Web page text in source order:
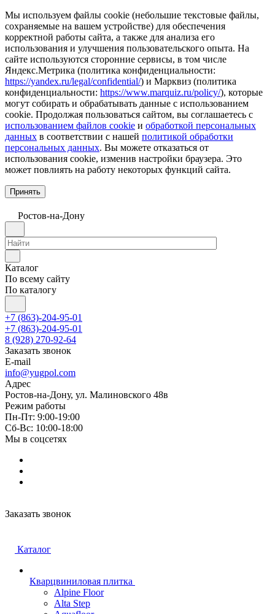
Мы используем файлы cookie (небольшие текстовые файлы,
сохраняемые на вашем устройстве) для обеспечения
корректной работы сайта, а также для анализа его
использования и улучшения пользовательского опыта. На
сайте используются сторонние сервисы, в том числе
Яндекс.Метрика (политика конфиденциальности:
https://yandex.ru/legal/confidential/) и Марквиз (политика
конфиденциальности: https://www.marquiz.ru/policy/), которые
могут собирать и обрабатывать данные с использованием
cookie. Продолжая пользоваться сайтом, вы соглашаетесь с
использованием файлов cookie и обработкой персональных
данных в соответствии с нашей политикой обработки
персональных данных. Вы можете отказаться от
использования cookie, изменив настройки браузера. Это
может повлиять на работу некоторых функций сайта.
Принять
Ростов-на-Дону
Каталог
По всему сайту
По каталогу
+7 (863)-204-95-01
+7 (863)-204-95-01
8 (928) 270-92-64
Заказать звонок
E-mail
info@yugpol.com
Адрес
Ростов-на-Дону, ул. Малиновского 48в
Режим работы
Пн-Пт: 9:00-19:00
Cб-Вс: 10:00-18:00
Мы в соцсетях
Заказать звонок
Каталог
Кварцвиниловая плитка
Alpine Floor
Alta Step